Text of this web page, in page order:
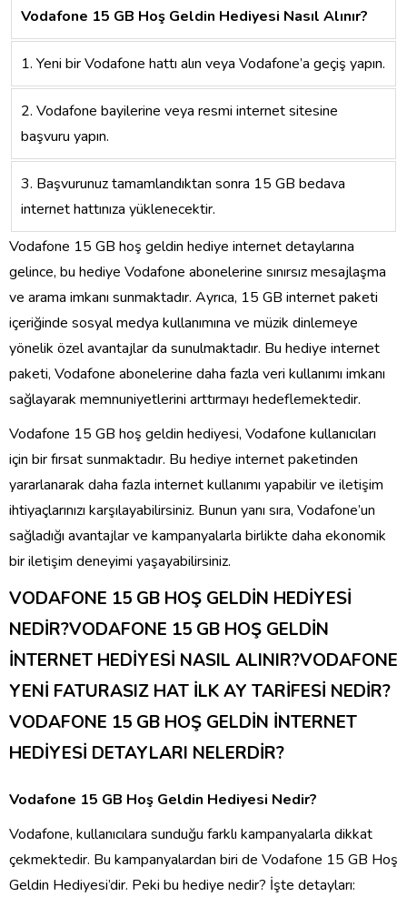
Vodafone 15 GB Hoş Geldin Hediyesi Nasıl Alınır?
1. Yeni bir Vodafone hattı alın veya Vodafone’a geçiş yapın.
2. Vodafone bayilerine veya resmi internet sitesine
başvuru yapın.
3. Başvurunuz tamamlandıktan sonra 15 GB bedava
internet hattınıza yüklenecektir.
Vodafone 15 GB hoş geldin hediye internet detaylarına
gelince, bu hediye Vodafone abonelerine sınırsız mesajlaşma
ve arama imkanı sunmaktadır. Ayrıca, 15 GB internet paketi
içeriğinde sosyal medya kullanımına ve müzik dinlemeye
yönelik özel avantajlar da sunulmaktadır. Bu hediye internet
paketi, Vodafone abonelerine daha fazla veri kullanımı imkanı
sağlayarak memnuniyetlerini arttırmayı hedeflemektedir.
Vodafone 15 GB hoş geldin hediyesi, Vodafone kullanıcıları
için bir fırsat sunmaktadır. Bu hediye internet paketinden
yararlanarak daha fazla internet kullanımı yapabilir ve iletişim
ihtiyaçlarınızı karşılayabilirsiniz. Bunun yanı sıra, Vodafone’un
sağladığı avantajlar ve kampanyalarla birlikte daha ekonomik
bir iletişim deneyimi yaşayabilirsiniz.
VODAFONE 15 GB HOŞ GELDİN HEDİYESİ
NEDİR?VODAFONE 15 GB HOŞ GELDİN
İNTERNET HEDİYESİ NASIL ALINIR?VODAFONE
YENİ FATURASIZ HAT İLK AY TARİFESİ NEDİR?
VODAFONE 15 GB HOŞ GELDİN İNTERNET
HEDİYESİ DETAYLARI NELERDİR?
Vodafone 15 GB Hoş Geldin Hediyesi Nedir?
Vodafone, kullanıcılara sunduğu farklı kampanyalarla dikkat
çekmektedir. Bu kampanyalardan biri de Vodafone 15 GB Hoş
Geldin Hediyesi’dir. Peki bu hediye nedir? İşte detayları: